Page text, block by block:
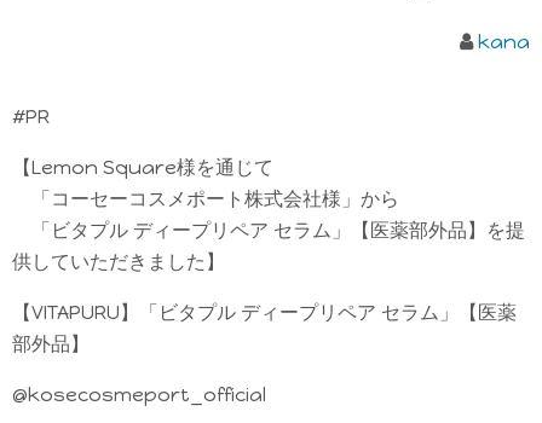
kana
#PR
【Lemon Square様を通じて
「コーセーコスメポート株式会社様」から
「ビタプル ディープリペア セラム」【医薬部外品】を提
供していただきました】
【VITAPURU】「ビタプル ディープリペア セラム」【医薬
部外品】
@kosecosmeport_official